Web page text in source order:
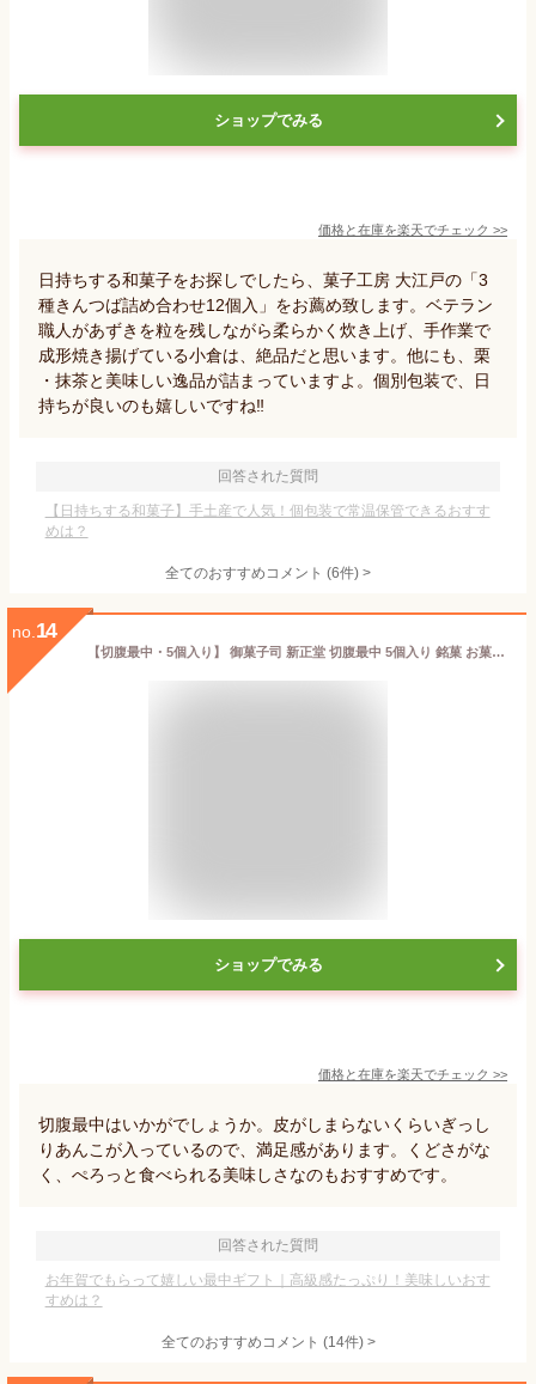
ショップでみる
価格と在庫を楽天でチェック >>
日持ちする和菓子をお探しでしたら、菓子工房 大江戸の「3
種きんつば詰め合わせ12個入」をお薦め致します。ベテラン
職人があずきを粒を残しながら柔らかく炊き上げ、手作業で
成形焼き揚げている小倉は、絶品だと思います。他にも、栗
・抹茶と美味しい逸品が詰まっていますよ。個別包装で、日
持ちが良いのも嬉しいですね‼️
回答された質問
【日持ちする和菓子】手土産で人気！個包装で常温保管できるおすす
めは？
全てのおすすめコメント (6件) >
no. 14
【切腹最中・5個入り】 御菓子司 新正堂 切腹最中 5個入り 銘菓 お菓子 和菓子 御年賀 お年賀 お歳暮 お中元 手土産 御仏前
ショップでみる
価格と在庫を楽天でチェック >>
切腹最中はいかがでしょうか。皮がしまらないくらいぎっし
りあんこが入っているので、満足感があります。くどさがな
く、ぺろっと食べられる美味しさなのもおすすめです。
回答された質問
お年賀でもらって嬉しい最中ギフト｜高級感たっぷり！美味しいおす
すめは？
全てのおすすめコメント (14件) >